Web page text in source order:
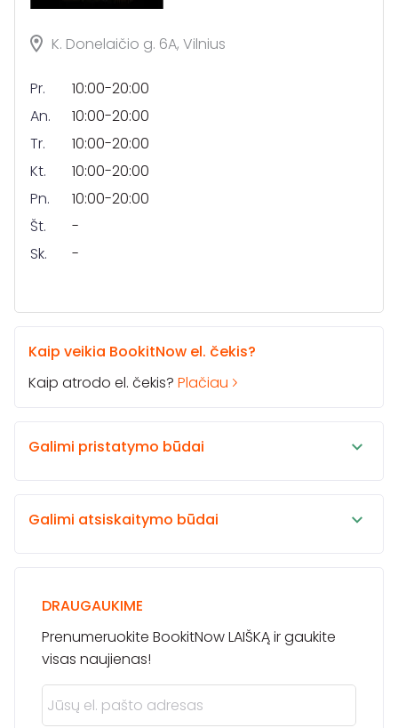
K. Donelaičio g. 6A, Vilnius
Pr.
10:00-20:00
An.
10:00-20:00
Tr.
10:00-20:00
Kt.
10:00-20:00
Pn.
10:00-20:00
Št.
-
Sk.
-
Kaip veikia BookitNow el. čekis?
Kaip atrodo el. čekis? Plačiau
Galimi pristatymo būdai
Galimi atsiskaitymo būdai
DRAUGAUKIME
Prenumeruokite BookitNow LAIŠKĄ ir gaukite
visas naujienas!